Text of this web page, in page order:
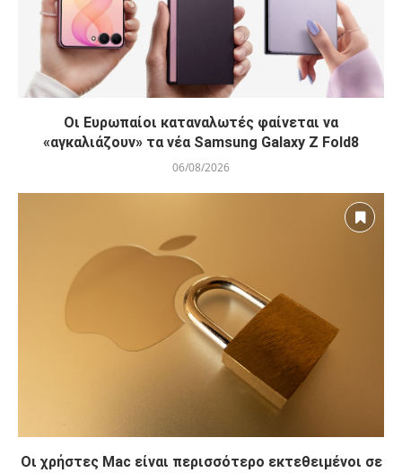
Οι Ευρωπαίοι καταναλωτές φαίνεται να
«αγκαλιάζουν» τα νέα Samsung Galaxy Z Fold8
06/08/2026
Οι χρήστες Mac είναι περισσότερο εκτεθειμένοι σε